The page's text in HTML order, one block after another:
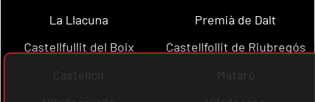
La Llacuna
Premià de Dalt
Castellfullit del Boix
Castellfollit de Riubregós
Castellcir
Mataró